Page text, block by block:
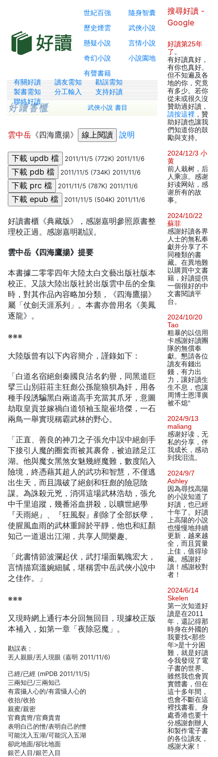
世紀百強
隨身智囊
歷史煙雲
武俠小說
懸疑小說
言情小說
奇幻小說
小說園地
有聲書籍
有關好讀 讀友需知
勘誤需知
製書需知
分工輸入
支持好讀
聯絡好讀
武俠小說 書目
雲中岳 《四海鷹揚》 說明
2011/11/5 (772K) 2011/11/6
2011/11/5 (734K) 2011/11/6
2011/11/5 (787K) 2011/11/6
2011/11/5 (504K) 2011/11/6
好讀書櫃《典藏版》，感謝嘉明參照原書整
理校正過。感謝嘉明勘誤。
雲中岳《四海鷹揚》提要
本書據二零零四年大陸太白文藝出版社版本
校正。又該大陸出版社於出版雲中岳的全集
時，對其作品內容略加分類，《四海鷹揚》
屬「仗劍天涯系列」。本書亦曾用名《美鳳
逐龍》。
※※※
大陸版曾有以下內容簡介，謹錄如下：
「白道名宿絕劍秦國良沽名釣譽，同黑道巨
擘三山別莊莊主狂彪公孫龍狼狽為奸，用各
種手段誘騙黑白兩道高手充當其爪牙，意圖
劫取皇貢並嫁禍白道領袖玉龍崔培傑，一石
兩鳥一舉實現稱霸武林的野心。
「正直、善良的神刀之子張允中誤中絕劍手
下接引人魔的圈套而被其裹脅，被迫踏足江
湖。他與魔女黑煞女魅幾經魔難，數度陷入
險境，終憑藉其超人的武功和智慧，不僅逃
出生天，而且識破了絕劍和狂彪的險惡陰
謀。為誅殺元兇，消弭這場武林浩劫，張允
中千里追蹤，幾番浴血拼殺，以曠世絕學
『天雨絕』、『狂風裂』剷除了全部妖孽，
使腥風血雨的武林重歸於平靜，他也和紅顏
知己一道退出江湖，共享人間樂趣。
「此書情節波瀾起伏，武打場面氣魄宏大，
言情描寫溫婉細膩，堪稱雲中岳武俠小說中
之佳作。」
※※※
又現時網上通行本分回無回目，現據校正版
本補入，如第一章「夜除惡魔」。
勘誤表：
丟人親眼/丟人現眼 (嘉明 2011/11/6)
己經/已經 (mPDB 2011/11/5)
三兩知已/三兩知己
有震攝人心的/有震懾人心的
收抬/收拾
親蜜/親密
官裔貴冑/官裔貴胄
表明白己的憎/表明自己的憎
可能沈入五湖/可能沉入五湖
卻此地面/卻比地面
銀芒人目/銀芒入目
搜尋好讀 -
Google
好讀第25年
了 。
有好讀真好，
有你也真好。
但不知遍及各
地的你，究竟
有多少。若你
從未或很久沒
贊助過好讀，
請按這裡 ，贊
助好讀也讓我
們知道你的鼓
勵與支持。
2024/12/3 小
黄
前人栽树，后
人乘凉。感谢
好读网站，感
谢所有的故
事。
2024/10/22
蘇菲
感謝好讀各界
人士的無私奉
獻并分享了不
同種類的書
藏。在異地難
以購買中文書
籍，好讀提供
一個很好的中
文書閱讀平
台。
2024/10/20
Tao
粗暴的以信用
卡感謝好讀團
隊的無償奉
獻。懇請各位
讀友有錢出
錢，有力出
力，讓好讀生
生不息，也讓
周博士恩澤廣
被不熄°
2024/9/13
maliang
感谢好读，无
私的分享，伴
我成长，感动
到我泪流。
2024/9/7
Ashley
因為尋找高陽
的小說知道了
好讀，也已經
十年了。好讀
上高陽的小說
也慢慢地持續
更新，越來越
全，而且質量
上佳，值得珍
藏。感謝好
讀！感謝校對
者！
2024/6/14
Skelen
第一次知道好
讀是在2011
年，還記得那
時身在外國的
我要找<那些
年>是十分困
難，就是好讀
令我發現了電
子書的世界。
雖然我也會買
實體書，但在
這十多年間，
也會不斷在這
裡找書看。身
處香港也要十
分感謝創辦人
和製作電子書
的各位讀友，
感謝大家！